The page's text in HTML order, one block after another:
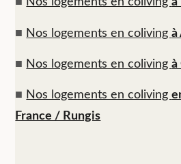
■ Nos logements en colivingà
■ Nos logements en colivingà
■ Nos logements en coliving
France / Rungis